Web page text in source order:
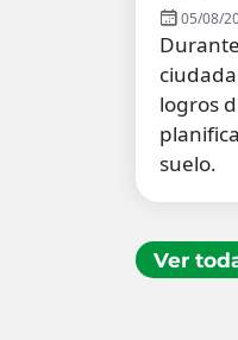
05/08/
logros
suelo.
Ver